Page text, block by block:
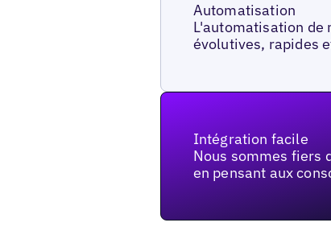
Automatisation
L'automatisation de
évolutives, rapides
Intégration facile
Nous sommes fiers
en pensant aux